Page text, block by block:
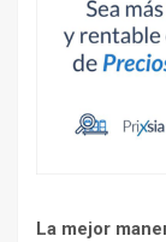
La mejor